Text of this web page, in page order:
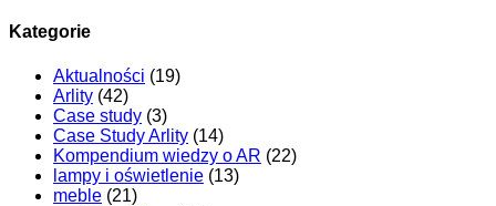
Kategorie
Aktualności (19)
Arlity (42)
Case study (3)
Case Study Arlity (14)
Kompendium wiedzy o AR (22)
lampy i oświetlenie (13)
meble (21)